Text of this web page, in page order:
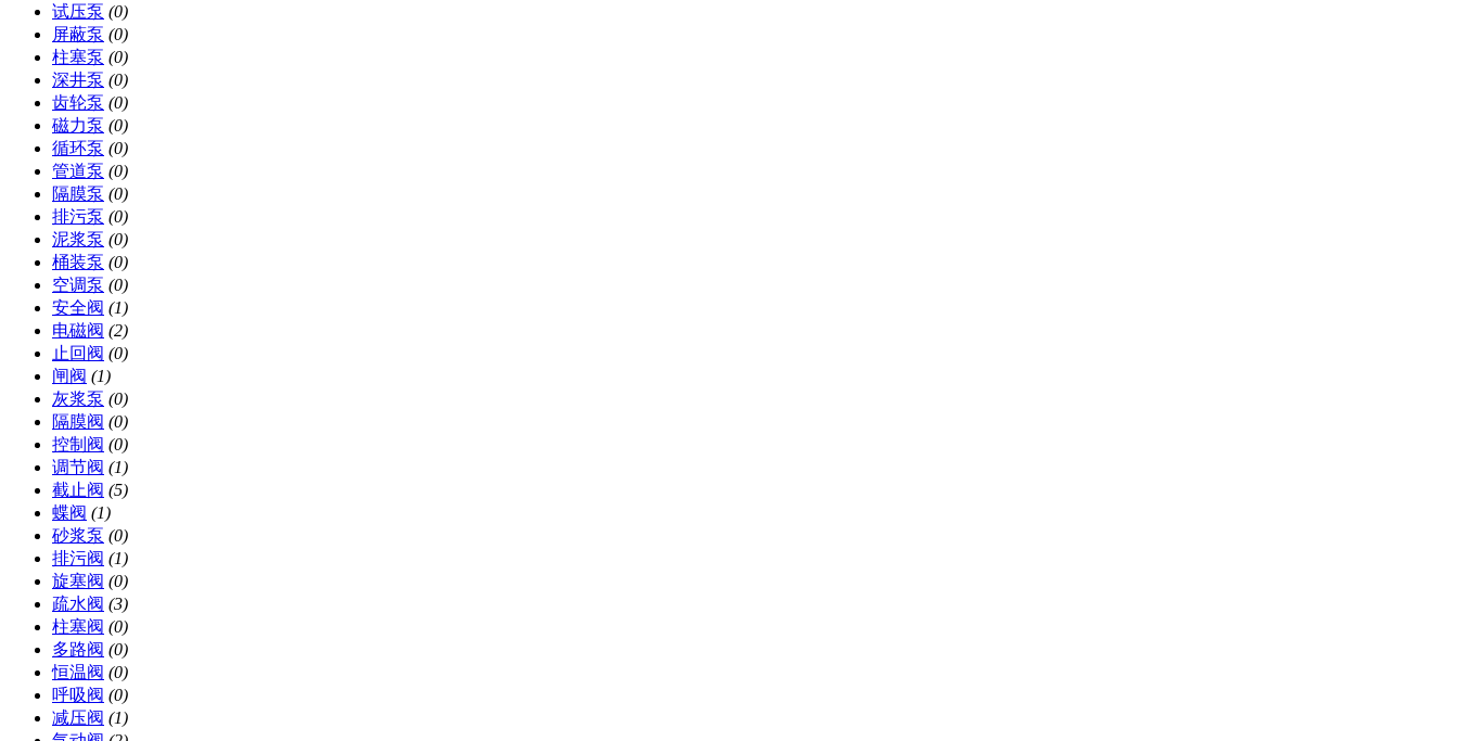
试压泵 (0)
屏蔽泵 (0)
柱塞泵 (0)
深井泵 (0)
齿轮泵 (0)
磁力泵 (0)
循环泵 (0)
管道泵 (0)
隔膜泵 (0)
排污泵 (0)
泥浆泵 (0)
桶装泵 (0)
空调泵 (0)
安全阀 (1)
电磁阀 (2)
止回阀 (0)
闸阀 (1)
灰浆泵 (0)
隔膜阀 (0)
控制阀 (0)
调节阀 (1)
截止阀 (5)
蝶阀 (1)
砂浆泵 (0)
排污阀 (1)
旋塞阀 (0)
疏水阀 (3)
柱塞阀 (0)
多路阀 (0)
恒温阀 (0)
呼吸阀 (0)
减压阀 (1)